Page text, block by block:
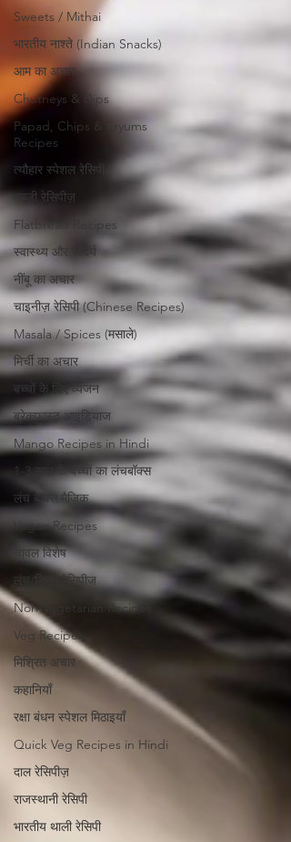
Sweets / Mithai
भारतीय नाश्ते (Indian Snacks)
आम का अचार
Chutneys & Dips
Papad, Chips & Fryums
Recipes
त्यौहार स्पेशल रेसिपी
सब्ज़ी रेसिपीज़
Flatbread Recipes
स्वास्थ्य और सौंदर्य
नींबू का अचार
चाइनीज़ रेसिपी (Chinese Recipes)
Masala / Spices (मसाले)
मिर्ची का अचार
बच्चों के लिए व्यंजन
ब्रेकफास्ट आइडियाज
Mango Recipes in Hindi
1-3 साल के बच्चों का लंचबॉक्स
लंच बॉक्स मैजिक
Vegan Recipes
चावल विशेष
लंच/डिनर रेसिपीज
Non-Vegetarian Recipes
Veg Recipes
मिश्रित अचार
कहानियाँ
रक्षा बंधन स्पेशल मिठाइयाँ
Quick Veg Recipes in Hindi
दाल रेसिपीज़
राजस्थानी रेसिपी
भारतीय थाली रेसिपी